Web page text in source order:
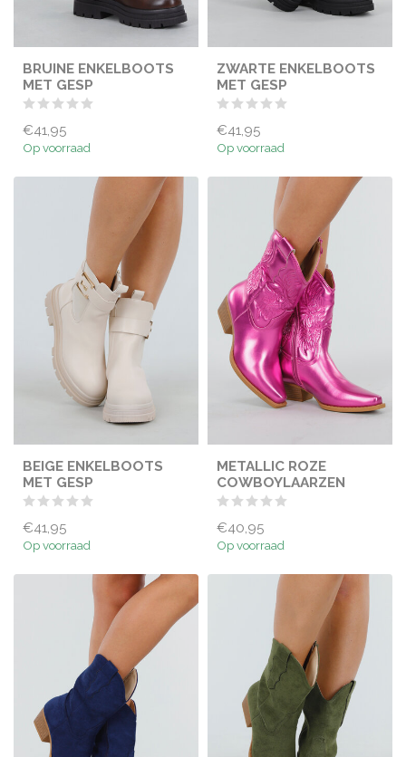
BRUINE ENKELBOOTS
MET GESP
€41,95
Op voorraad
ZWARTE ENKELBOOTS
MET GESP
€41,95
Op voorraad
BEIGE ENKELBOOTS
MET GESP
€41,95
Op voorraad
METALLIC ROZE
COWBOYLAARZEN
€40,95
Op voorraad